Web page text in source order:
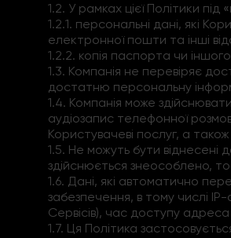
1.2. У рамках цієї Політики
1.2.1. персональні дані, які
електронної пошти та інші
1.2.2. копія паспорта чи
1.3. Компанія не перевіряє
достатню персональну
1.4. Компанія може
аудіозапис телефонної
Користувачеві послуг, а
1.5. Не можуть бути
здійснюється знеособлено,
1.6. Дані, які автоматично
забезпечення, в тому числі
Сервісів), час доступу
1.7. Ця Політика